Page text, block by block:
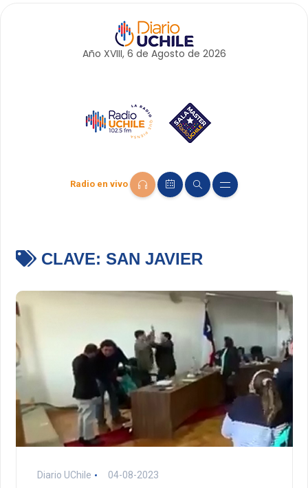
Año XVIII, 6 de Agosto de 2026
Radio en vivo
CLAVE: SAN JAVIER
Diario UChile 04-08-2023